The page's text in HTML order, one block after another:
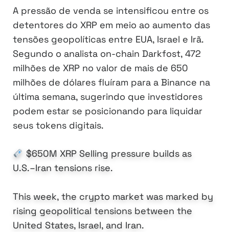
A pressão de venda se intensificou entre os
detentores do XRP em meio ao aumento das
tensões geopolíticas entre EUA, Israel e Irã.
Segundo o analista on-chain Darkfost, 472
milhões de XRP no valor de mais de 650
milhões de dólares fluíram para a Binance na
última semana, sugerindo que investidores
podem estar se posicionando para liquidar
seus tokens digitais.
$650M XRP Selling pressure builds as
U.S.–Iran tensions rise.
This week, the crypto market was marked by
rising geopolitical tensions between the
United States, Israel, and Iran.